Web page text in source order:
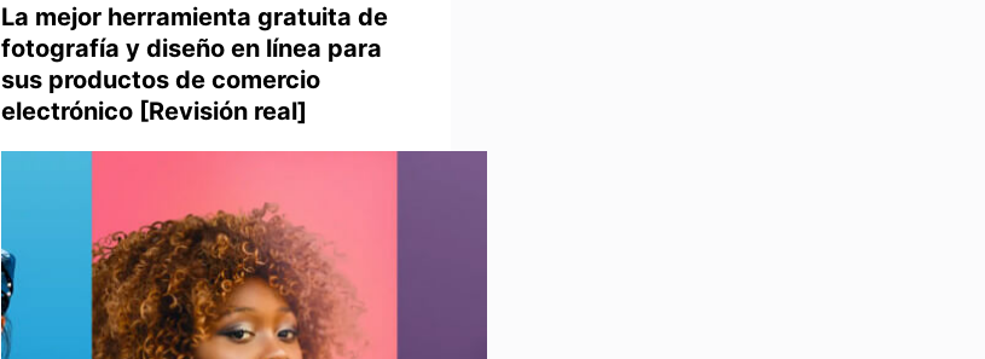
La mejor herramienta gratuita de
fotografía y diseño en línea para
sus productos de comercio
electrónico [Revisión real]